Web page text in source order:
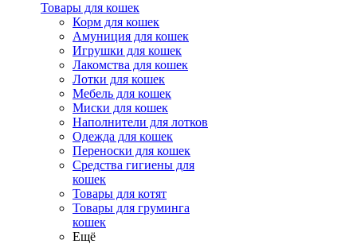
Товары для кошек
Корм для кошек
Амуниция для кошек
Игрушки для кошек
Лакомства для кошек
Лотки для кошек
Мебель для кошек
Миски для кошек
Наполнители для лотков
Одежда для кошек
Переноски для кошек
Средства гигиены для
кошек
Товары для котят
Товары для груминга
кошек
Ещё